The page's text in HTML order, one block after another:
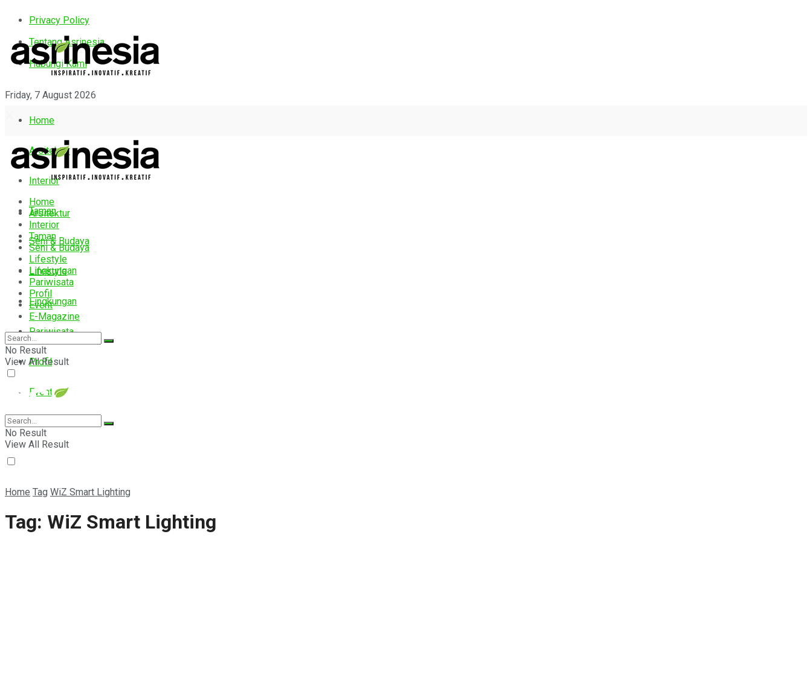
Privacy Policy
Tentang Asrinesia
Hubungi Kami
Friday, 7 August 2026
Home
Arsitektur
Interior
Taman
Seni & Budaya
Lifestyle
Lingkungan
Pariwisata
Profil
Event
E-Magazine
Home
Arsitektur
Interior
Taman
Seni & Budaya
Lifestyle
Lingkungan
Pariwisata
Profil
Event
E-Magazine
No Result
View All Result
No Result
View All Result
Home Tag WiZ Smart Lighting
Tag: WiZ Smart Lighting